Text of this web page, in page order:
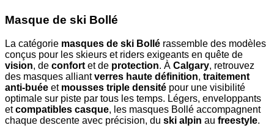
Masque de ski Bollé
La catégorie masques de ski Bollé rassemble des modèles
conçus pour les skieurs et riders exigeants en quête de
vision, de confort et de protection. À Calgary, retrouvez
des masques alliantverres haute définition, traitement
anti-buée et mousses triple densité pour une visibilité
optimale sur piste par tous les temps. Légers, enveloppants
etcompatibles casque, les masques Bollé accompagnent
chaque descente avec précision, du ski alpin au freestyle.